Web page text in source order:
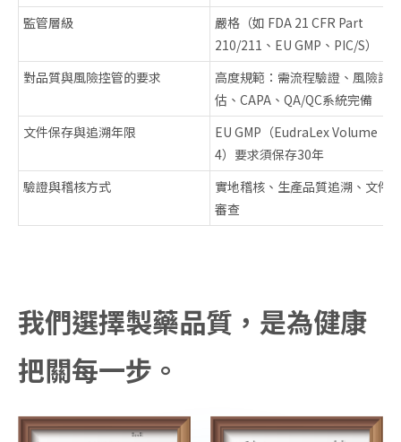
監管層級
嚴格（如 FDA 21 CFR Part
210/211、EU GMP、PIC/S）
對品質與風險控管的要求
高度規範：需流程驗證、風險評
估、CAPA、QA/QC系統完備
文件保存與追溯年限
EU GMP（EudraLex Volume
4）要求須保存30年
驗證與稽核方式
實地稽核、生產品質追溯、文件
審查
我們選擇製藥品質，是為健康
把關每一步。